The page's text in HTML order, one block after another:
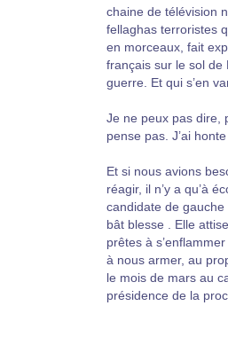
chaine de télévision
fellaghas terroristes
en morceaux, fait
français sur le sol de
guerre. Et qui s’en
Je ne peux pas dire,
pense pas. J’ai
Et si nous avions
réagir, il n’y a qu’à
candidate de
bât blesse . Elle
prêtes à
à nous armer, au
le mois de mars au
présidence de la